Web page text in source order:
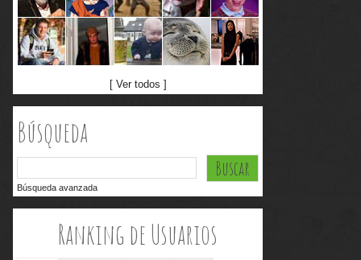
[ Ver todos ]
Búsqueda
Búsqueda avanzada
Ranking de Usuarios